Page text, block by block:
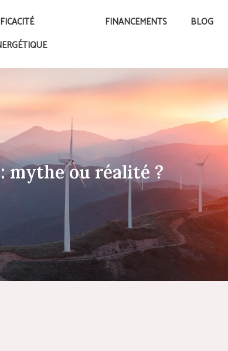
FINANCEMENTS BLOG
mythe ou réalité ?